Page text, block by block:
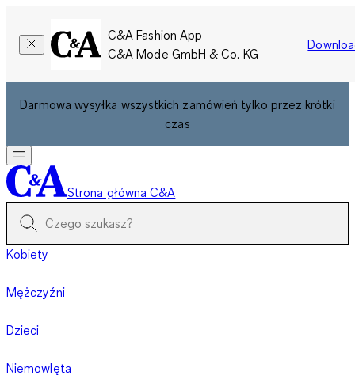
C&A Fashion App
C&A Mode GmbH & Co. KG
Darmowa wysyłka wszystkich zamówień tylko przez krótki
czas
Strona główna C&A
Kobiety
Mężczyźni
Dzieci
Niemowlęta